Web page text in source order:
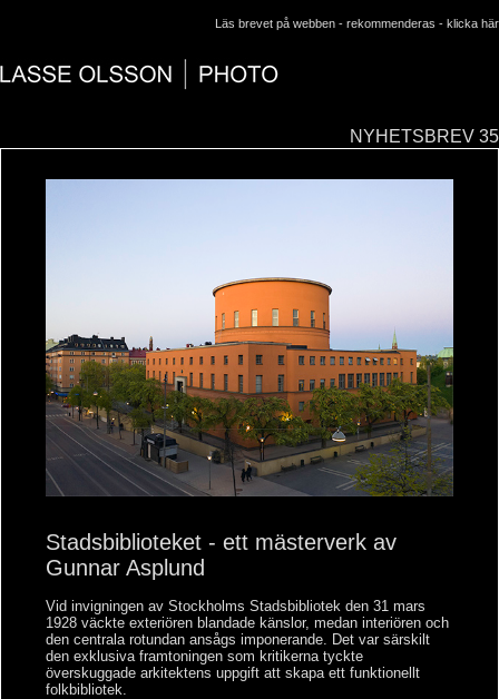
Läs brevet på webben - rekommenderas - klicka här
NYHETSBREV 35
Stadsbiblioteket - ett mästerverk av
Gunnar Asplund
Vid invigningen av Stockholms Stadsbibliotek den 31 mars
1928 väckte exteriören blandade känslor, medan interiören och
den centrala rotundan ansågs imponerande. Det var särskilt
den exklusiva framtoningen som kritikerna tyckte
överskuggade arkitektens uppgift att skapa ett funktionellt
folkbibliotek.